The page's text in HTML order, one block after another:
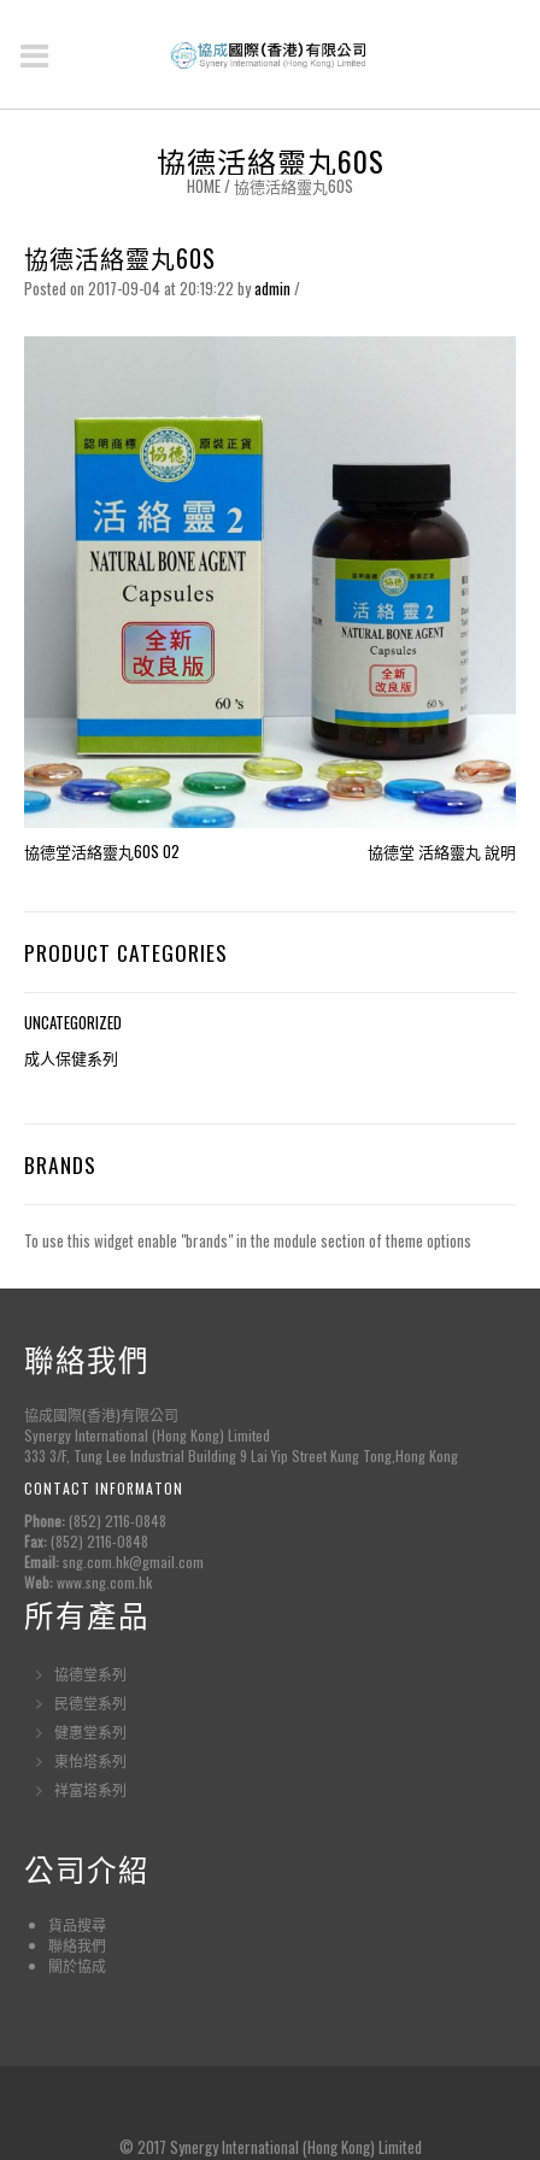
協德活絡靈丸60S
HOME/協德活絡靈丸60S
協德活絡靈丸60S
Posted on 2017-09-04 at 20:19:22 byadmin/
協德堂活絡靈丸60S 02 協德堂 活絡靈丸 說明
PRODUCT CATEGORIES
UNCATEGORIZED
成人保健系列
BRANDS
To use this widget enable "brands" in the module section of theme options
聯絡我們
協成國際(香港)有限公司
Synergy International (Hong Kong) Limited
333 3/F, Tung Lee Industrial Building 9 Lai Yip Street Kung Tong,Hong Kong
CONTACT INFORMATON
Phone: (852) 2116-0848
Fax: (852) 2116-0848
Email:sng.com.hk@gmail.com
Web:www.sng.com.hk
所有產品
協德堂系列
民德堂系列
健惠堂系列
東怡塔系列
祥富塔系列
公司介紹
貨品搜尋
聯絡我們
關於協成
© 2017 Synergy International (Hong Kong) Limited